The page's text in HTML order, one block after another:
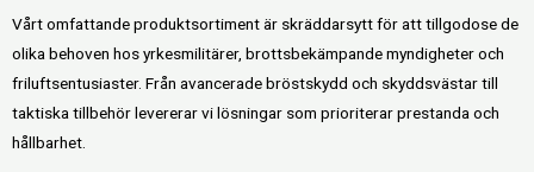
Vårt omfattande produktsortiment är skräddarsytt för att tillgodose de
olika behoven hos yrkesmilitärer, brottsbekämpande myndigheter och
friluftsentusiaster. Från avancerade bröstskydd och skyddsvästar till
taktiska tillbehör levererar vi lösningar som prioriterar prestanda och
hållbarhet.